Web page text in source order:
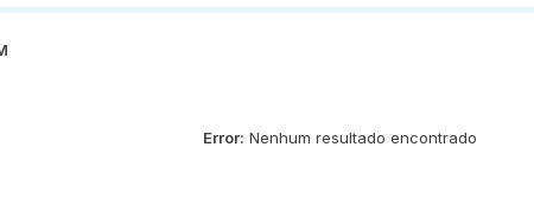
Error: Nenhum resultado encontrado